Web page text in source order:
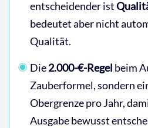
entscheidender ist
bedeutet aber nicht
Qualität.
Die2.000-€-Regel beim
Zauberformel, sondern
Obergrenze pro Jahr,
Ausgabe bewusst